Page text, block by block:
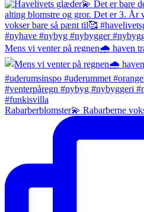
Mens vi venter på regnen🌧️ haven
Rabarberblomster💫 Rabarberne